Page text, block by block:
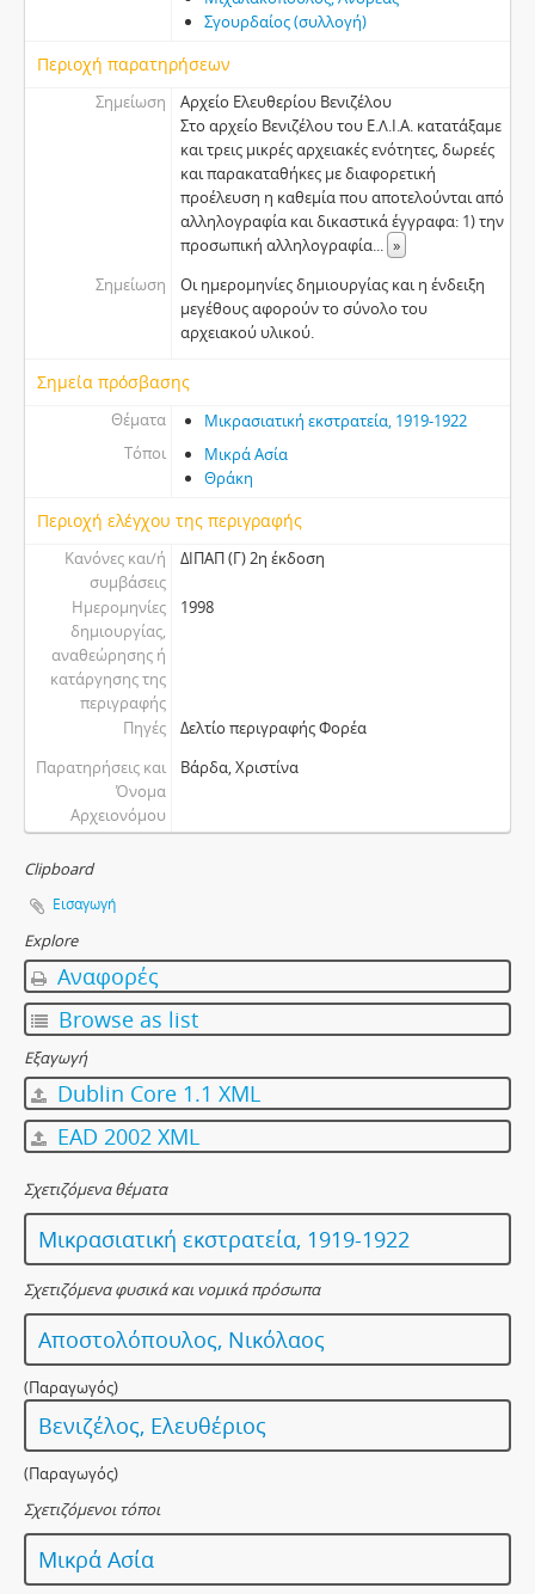
Σγουρδαίος (συλλογή)
Περιοχή παρατηρήσεων
Σημείωση
Αρχείο Ελευθερίου Βενιζέλου
Στο αρχείο Βενιζέλου του Ε.Λ.Ι.Α. κατατάξαμε
και τρεις μικρές αρχειακές ενότητες, δωρεές
και παρακαταθήκες με διαφορετική
προέλευση η καθεμία που αποτελούνται από
αλληλογραφία και δικαστικά έγγραφα: 1) την
προσωπική αλληλογραφία... »
Σημείωση
Οι ημερομηνίες δημιουργίας και η ένδειξη
μεγέθους αφορούν το σύνολο του
αρχειακού υλικού.
Σημεία πρόσβασης
Θέματα
Μικρασιατική εκστρατεία, 1919-1922
Τόποι
Μικρά Ασία
Θράκη
Περιοχή ελέγχου της περιγραφής
Κανόνες και/ή
συμβάσεις
ΔΙΠΑΠ (Γ) 2η έκδοση
Ημερομηνίες
δημιουργίας,
αναθεώρησης ή
κατάργησης της
περιγραφής
1998
Πηγές
Δελτίο περιγραφής Φορέα
Παρατηρήσεις και
Όνομα
Αρχειονόμου
Βάρδα, Χριστίνα
Clipboard
Εισαγωγή
Explore
Αναφορές
Browse as list
Εξαγωγή
Dublin Core 1.1 XML
EAD 2002 XML
Σχετιζόμενα θέματα
Μικρασιατική εκστρατεία, 1919-1922
Σχετιζόμενα φυσικά και νομικά πρόσωπα
Αποστολόπουλος, Νικόλαος
(Παραγωγός)
Βενιζέλος, Ελευθέριος
(Παραγωγός)
Σχετιζόμενοι τόποι
Μικρά Ασία